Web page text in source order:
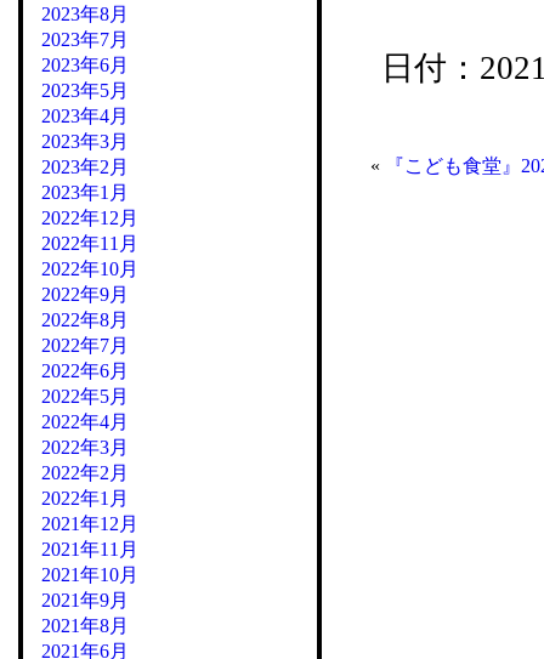
日付：
« 『こども食堂』
2023年8月
2023年7月
2023年6月
2023年5月
2023年4月
2023年3月
2023年2月
2023年1月
2022年12月
2022年11月
2022年10月
2022年9月
2022年8月
2022年7月
2022年6月
2022年5月
2022年4月
2022年3月
2022年2月
2022年1月
2021年12月
2021年11月
2021年10月
2021年9月
2021年8月
2021年6月